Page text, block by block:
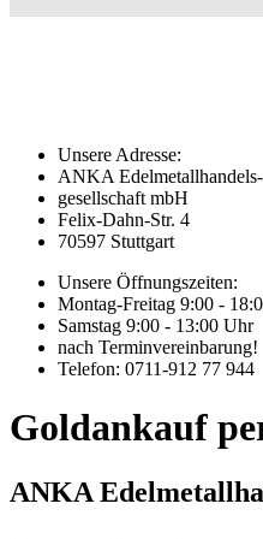
Unsere Adresse:
ANKA Edelmetallhandels-
gesellschaft mbH
Felix-Dahn-Str. 4
70597 Stuttgart
Unsere Öffnungszeiten:
Montag-Freitag 9:00 -
Samstag 9:00 - 13:00 Uhr
nach Terminvereinbarung!
Telefon: 0711-912 77 944
Goldankauf
ANKA